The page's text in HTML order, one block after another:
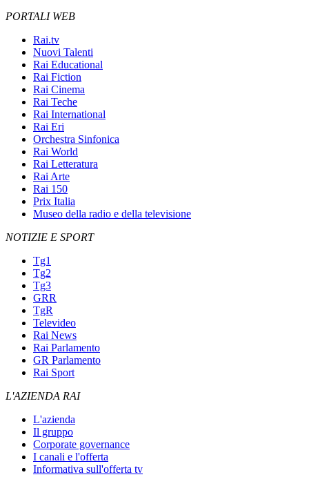
PORTALI WEB
Rai.tv
Nuovi Talenti
Rai Educational
Rai Fiction
Rai Cinema
Rai Teche
Rai International
Rai Eri
Orchestra Sinfonica
Rai World
Rai Letteratura
Rai Arte
Rai 150
Prix Italia
Museo della radio e della televisione
NOTIZIE E SPORT
Tg1
Tg2
Tg3
GRR
TgR
Televideo
Rai News
Rai Parlamento
GR Parlamento
Rai Sport
L'AZIENDA RAI
L'azienda
Il gruppo
Corporate governance
I canali e l'offerta
Informativa sull'offerta tv